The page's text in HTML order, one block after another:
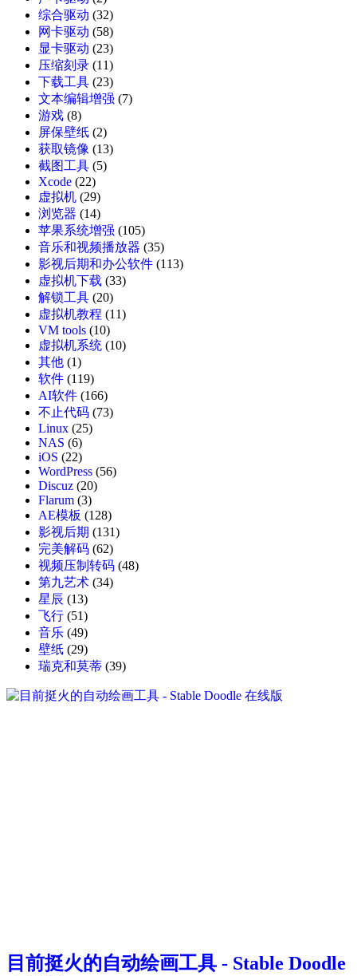
综合驱动 (32)
网卡驱动 (58)
显卡驱动 (23)
压缩刻录 (11)
下载工具 (23)
文本编辑增强 (7)
游戏 (8)
屏保壁纸 (2)
获取镜像 (13)
截图工具 (5)
Xcode (22)
虚拟机 (29)
浏览器 (14)
苹果系统增强 (105)
音乐和视频播放器 (35)
影视后期和办公软件 (113)
虚拟机下载 (33)
解锁工具 (20)
虚拟机教程 (11)
VM tools (10)
虚拟机系统 (10)
其他 (1)
软件 (119)
AI软件 (166)
不止代码 (73)
Linux (25)
NAS (6)
iOS (22)
WordPress (56)
Discuz (20)
Flarum (3)
AE模板 (128)
影视后期 (131)
完美解码 (62)
视频压制转码 (48)
第九艺术 (34)
星辰 (13)
飞行 (51)
音乐 (49)
壁纸 (29)
瑞克和莫蒂 (39)
目前挺火的自动绘画工具 - Stable Doodle